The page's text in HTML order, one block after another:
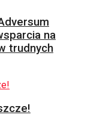
na
trudnych